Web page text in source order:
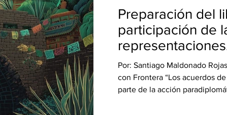
Preparación del
participación de
representaciones
diplomáticas
los municipios y
ciudadanía en los
Por: Santiago Maldonado
con Frontera “Los acuerdos
parte de la acción